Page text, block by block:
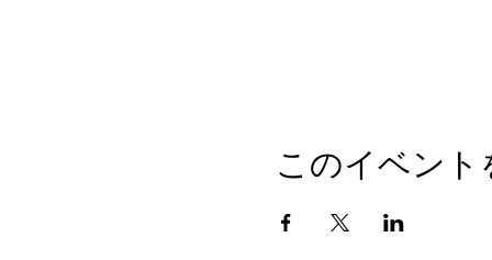
このイベント